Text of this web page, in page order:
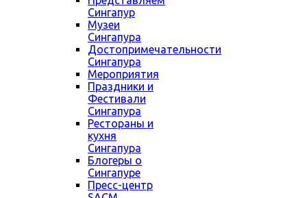
Сингапур
Музеи
Сингапура
Достопримечательности
Сингапура
Мероприятия
Праздники и
Фестивали
Сингапура
Рестораны и
кухня
Сингапура
Блогеры о
Сингапуре
Пресс-центр